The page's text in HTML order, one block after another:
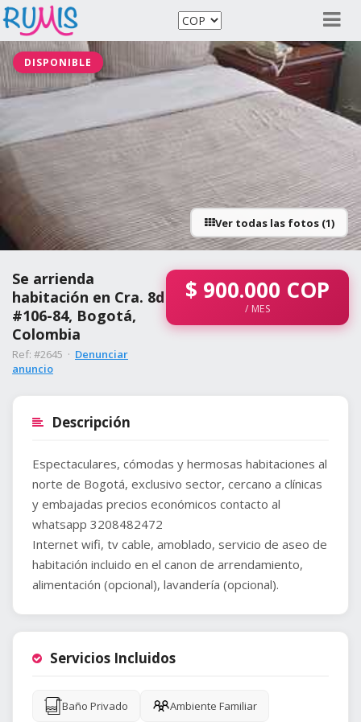
DISPONIBLE
Ver todas las fotos (1)
Se arrienda
habitación en Cra. 8d
#106-84, Bogotá,
Colombia
Ref: #2645 · Denunciar
anuncio
$ 900.000 COP
/ MES
Descripción
Espectaculares, cómodas y hermosas habitaciones al
norte de Bogotá, exclusivo sector, cercano a clínicas
y embajadas precios económicos contacto al
whatsapp 3208482472
Internet wifi, tv cable, amoblado, servicio de aseo de
habitación incluido en el canon de arrendamiento,
Servicios Incluidos
Baño Privado Ambiente Familiar